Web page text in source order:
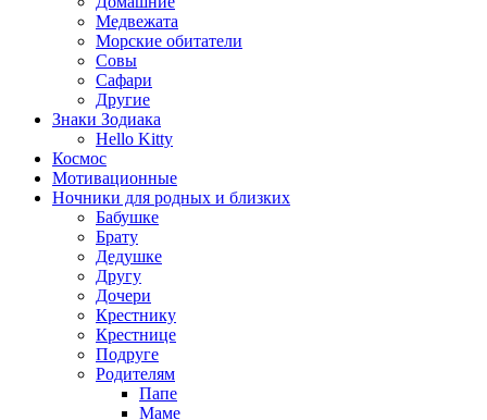
Медвежата
Морские обитатели
Совы
Сафари
Другие
Знаки Зодиака
Hello Kitty
Космос
Мотивационные
Ночники для родных и близких
Бабушке
Брату
Дедушке
Другу
Дочери
Крестнику
Крестнице
Подруге
Родителям
Папе
Маме